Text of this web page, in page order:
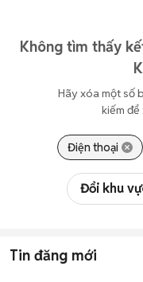
Không tìm thấy
Hãy xóa một số
kiếm để
Điện thoại
Đổi khu
Tin đăng mới